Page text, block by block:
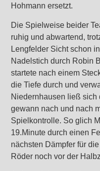
Hohmann ersetzt.
Die Spielweise beider
ruhig und abwartend,
Lengfelder Sicht schon
Nadelstich durch Robin
startete nach einem
die Tiefe durch und
Niedernhausen ließ sich
gewann nach und nach
Spielkontrolle. So glich
19.Minute durch einen
nächsten Dämpfer für
Röder noch vor der